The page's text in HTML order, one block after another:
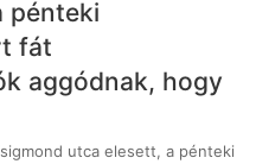
pénteki
fát
aggódnak, hogy
utca elesett, a pénteki